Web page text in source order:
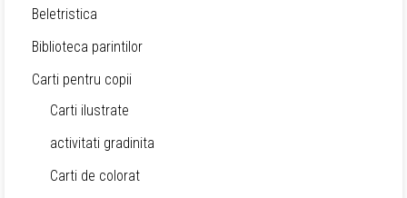
Beletristica
Biblioteca parintilor
Carti pentru copii
Carti ilustrate
activitati gradinita
Carti de colorat